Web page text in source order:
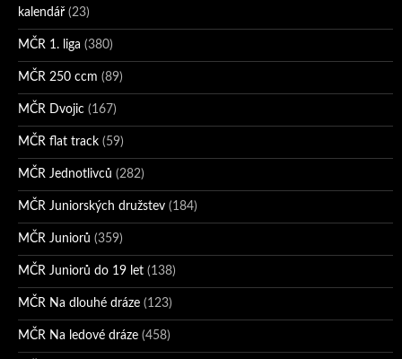
kalendář (23)
MČR 1. liga (380)
MČR 250 ccm (89)
MČR Dvojic (167)
MČR flat track (59)
MČR Jednotlivců (282)
MČR Juniorských družstev (184)
MČR Juniorů (359)
MČR Juniorů do 19 let (138)
MČR Na dlouhé dráze (123)
MČR Na ledové dráze (458)